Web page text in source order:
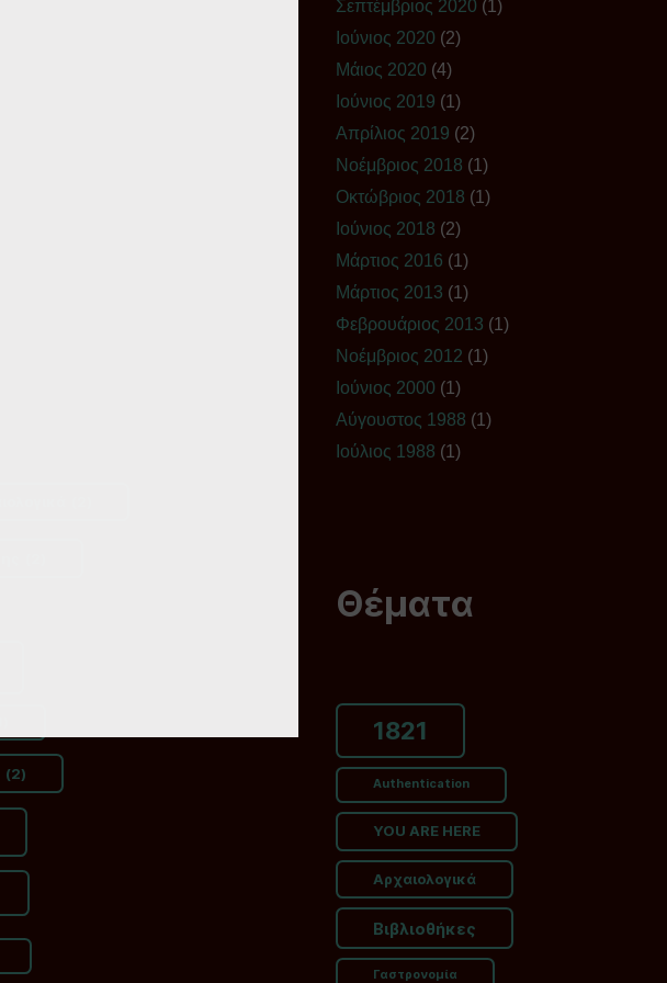
(2)
Σεπτέμβριος 2020 (1)
Ιούνιος 2020 (2)
Μάιος 2020 (4)
Ιούνιος 2019 (1)
Απρίλιος 2019 (2)
Νοέμβριος 2018 (1)
Οκτώβριος 2018 (1)
Ιούνιος 2018 (2)
Μάρτιος 2016 (1)
Μάρτιος 2013 (1)
Φεβρουάριος 2013 (1)
Νοέμβριος 2012 (1)
Ιούνιος 2000 (1)
Αύγουστος 1988 (1)
Ιούλιος 1988 (1)
Θέματα
1821
Authentication
YOU ARE HERE
Αρχαιολογικά
Βιβλιοθήκες
Γαστρονομία